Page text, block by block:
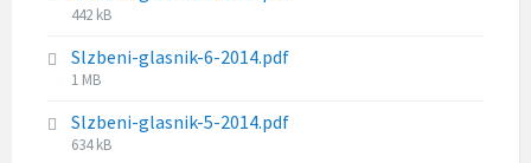
z
e
:
e
i
z
e
:
F
l
e
i
z
442 kB
Slzbeni-glasnik-6-2014.pdf
F
l
e
1 MB
Slzbeni-glasnik-5-2014.pdf
F
634 kB